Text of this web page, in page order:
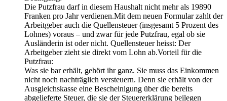
Die Putzfrau darf in diesem Haushalt nicht mehr als 19890
Franken pro Jahr verdienen.Mit dem neuen Formular zahlt der
Arbeitgeber auch die Quellensteuer (insgesamt 5 Prozent des
Lohnes) voraus – und zwar für jede Putzfrau, egal ob sie
Ausländerin ist oder nicht. Quellensteuer heisst: Der
Arbeitgeber zieht sie direkt vom Lohn ab.Vorteil für die
Putzfrau:
Was sie bar erhält, gehört ihr ganz. Sie muss das Einkommen
nicht noch nachträglich versteuern. Denn sie erhält von der
Ausgleichskasse eine Bescheinigung über die bereits
abgelieferte Steuer, die sie der Steuererklärung beilegen